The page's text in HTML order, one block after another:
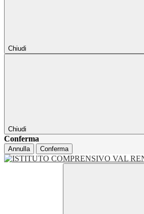
Chiudi
Chiudi
Conferma
Annulla Conferma